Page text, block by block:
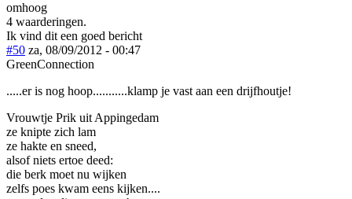
omhoog
4 waarderingen.
Ik vind dit een goed bericht
#50 za, 08/09/2012 - 00:47
GreenConnection
.....er is nog hoop...........klamp je vast aan een drijfhoutje!
Vrouwtje Prik uit Appingedam
ze knipte zich lam
ze hakte en sneed,
alsof niets ertoe deed:
die berk moet nu wijken
zelfs poes kwam eens kijken....